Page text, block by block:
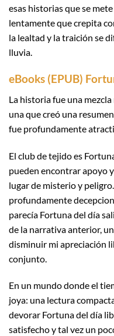
esas historias que se
lentamente que crepita
la lealtad y la traición se
lluvia.
eBooks (EPUB)
La historia fue una
una que creó una
fue profundamente
El club de tejido es
pueden encontrar apoyo
lugar de misterio y
profundamente
parecía Fortuna del día
de la narrativa anterior,
disminuir mi apreciación
conjunto.
En un mundo donde el
joya: una lectura
devorar Fortuna del día
satisfecho y tal vez un